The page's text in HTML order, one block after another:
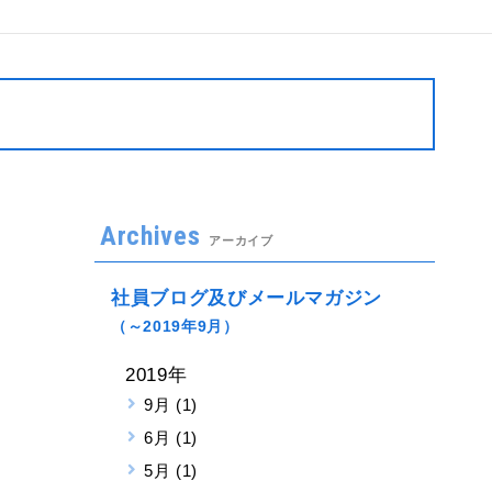
Archives アーカイブ
社員ブログ及びメールマガジン
（～2019年9月）
2019年
9月 (1)
6月 (1)
5月 (1)